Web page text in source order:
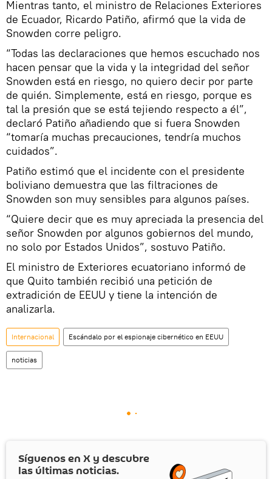
Mientras tanto, el ministro de Relaciones Exteriores
de Ecuador, Ricardo Patiño, afirmó que la vida de
Snowden corre peligro.
“Todas las declaraciones que hemos escuchado nos
hacen pensar que la vida y la integridad del señor
Snowden está en riesgo, no quiero decir por parte
de quién. Simplemente, está en riesgo, porque es
tal la presión que se está tejiendo respecto a él”,
declaró Patiño añadiendo que si fuera Snowden
“tomaría muchas precauciones, tendría muchos
cuidados”.
Patiño estimó que el incidente con el presidente
boliviano demuestra que las filtraciones de
Snowden son muy sensibles para algunos países.
“Quiere decir que es muy apreciada la presencia del
señor Snowden por algunos gobiernos del mundo,
no solo por Estados Unidos”, sostuvo Patiño.
El ministro de Exteriores ecuatoriano informó de
que Quito también recibió una petición de
extradición de EEUU y tiene la intención de
analizarla.
Internacional Escándalo por el espionaje cibernético en EEUU
noticias
Síguenos en X y descubre
las últimas noticias.